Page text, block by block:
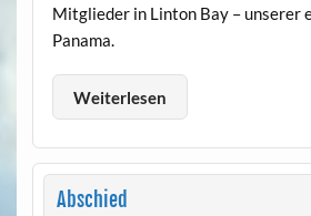
Mitglieder in Linton Bay – unserer
Panama.
Weiterlesen
Abschied